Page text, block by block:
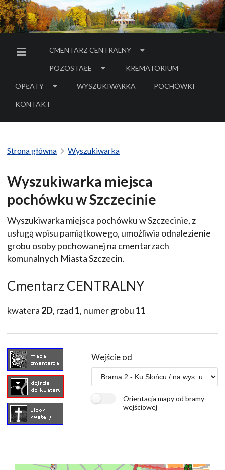
MENU BOCZNE
CMENTARZ CENTRALNY
POZOSTAŁE KREMATORIUM
OPŁATY WYSZUKIWARKA POCHÓWKI
- LINK DO SERWISU
KONTAKT
Strona główna Wyszukiwarka
Wyszukiwarka miejsca
pochówku w Szczecinie
Wyszukiwarka miejsca pochówku w Szczecinie, z
usługą wpisu pamiątkowego, umożliwia odnalezienie
grobu osoby pochowanej na cmentarzach
komunalnych Miasta Szczecin.
Cmentarz CENTRALNY
kwatera 2D, rząd 1, numer grobu 11
Wejście od
Orientacja mapy od bramy
wejściowej